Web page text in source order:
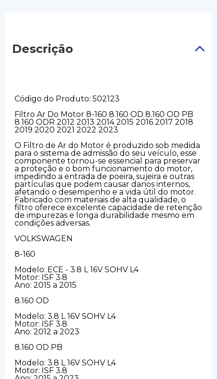
Descrição
Código do Produto: 502123
Filtro Ar Do Motor 8-160 8.160 OD 8.160 OD PB
8.160 ODR 2012 2013 2014 2015 2016 2017 2018
2019 2020 2021 2022 2023
O Filtro de Ar do Motor é produzido sob medida
para o sistema de admissão do seu veículo, esse
componente tornou-se essencial para preservar
a proteção e o bom funcionamento do motor,
impedindo a entrada de poeira, sujeira e outras
partículas que podem causar danos internos,
afetando o desempenho e a vida útil do motor.
Fabricado com materiais de alta qualidade, o
filtro oferece excelente capacidade de retenção
de impurezas e longa durabilidade mesmo em
condições adversas.
VOLKSWAGEN
8-160
Modelo: ECE - 3.8 L 16V SOHV L4
Motor: ISF 3.8
Ano: 2015 a 2015
8.160 OD
Modelo: 3.8 L 16V SOHV L4
Motor: ISF 3.8
Ano: 2012 a 2023
8.160 OD PB
Modelo: 3.8 L 16V SOHV L4
Motor: ISF 3.8